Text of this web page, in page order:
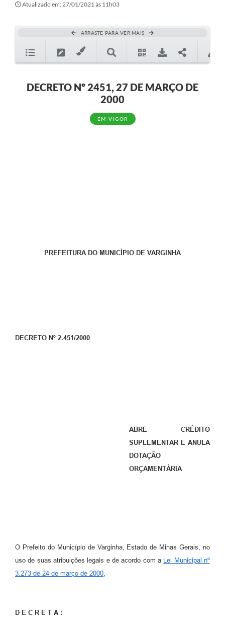
Atualizado em: 27/01/2021 às 11h03
ARRASTE PARA VER MAIS
DECRETO Nº 2451, 27 DE MARÇO DE
2000
EM VIGOR
PREFEITURA DO MUNICÍPIO DE VARGINHA
DECRETO Nº 2.451/2000
ABRE CRÉDITO
SUPLEMENTAR E ANULA
DOTAÇÃO
ORÇAMENTÁRIA
O Prefeito do Município de Varginha, Estado de Minas Gerais, no
uso de suas atribuições legais e de acordo com a Lei Municipal nº
3.273 de 24 de março de 2000,
D E C R E T A :